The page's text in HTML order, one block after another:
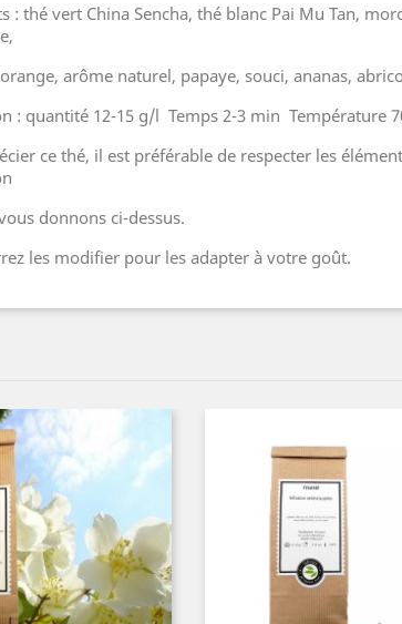
: thé vert China Sencha, thé blanc Pai Mu Tan,
arôme naturel, papaye, souci, ananas,
: quantité 12-15 g/l Temps 2-3 min Température
ce thé, il est préférable de respecter les
donnons ci-dessus.
les modifier pour les adapter à votre goût.